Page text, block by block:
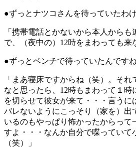
●ずっとナツコさんを待っていたわけ
「携帯電話とかないから本人からも
で、（夜中の）12時をまわっても来
●ずっとベンチで待っていたんですね
「まあ寝床ですからね（笑）。そ
なと思ったら、12時もまわって１時
を切らせて彼女が来て・・・言うに
バレないようにこっそり（家を）出
いるのもやっぱり怖かったからって
すよ・・・なんか自分で喋っていて
（笑）」